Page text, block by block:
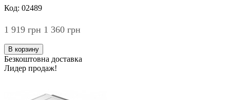
Код: 02489
1 919 грн 1 360 грн
В корзину
Безкоштовна доставка
Лидер продаж!